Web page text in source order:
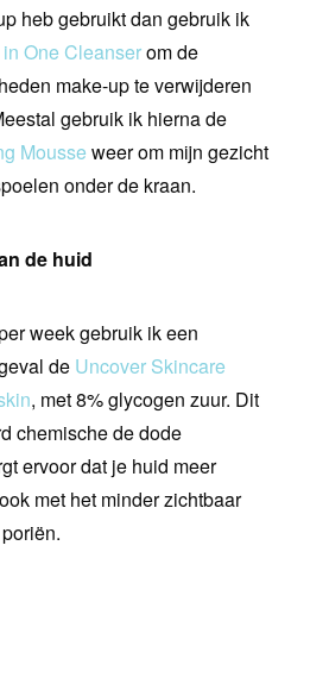
heb gebruikt dan gebruik ik
One Cleanserom de
make-up te verwijderen
gebruik ik hierna de
Mousse weer om mijn gezicht
onder de kraan.
de huid
week gebruik ik een
de Uncover Skincare
, met 8% glycogen zuur. Dit
chemische de dode
ervoor dat je huid meer
met het minder zichtbaar